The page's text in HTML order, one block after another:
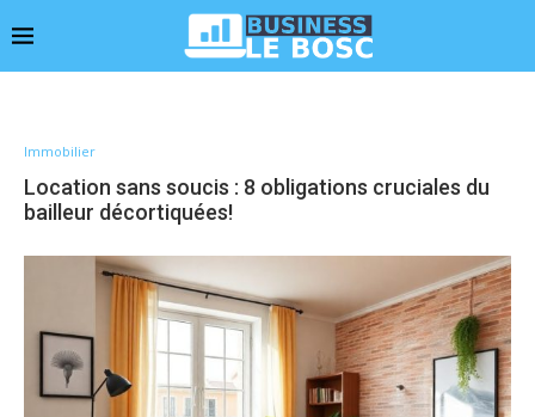
Immobilier
Location sans soucis : 8 obligations cruciales du
bailleur décortiquées!